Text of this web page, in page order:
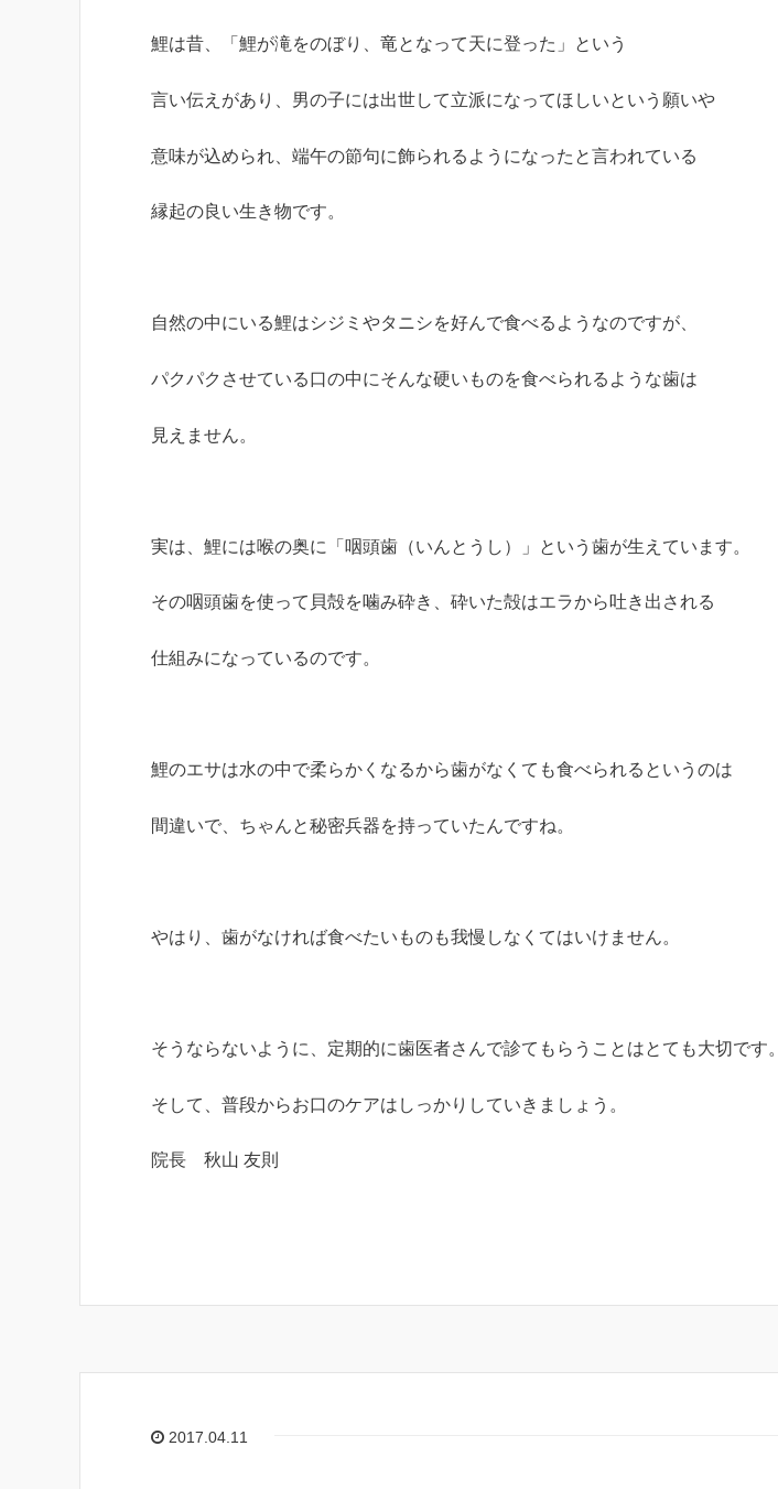
鯉は昔、「鯉が滝をのぼり、竜となって天に登った」という
言い伝えがあり、男の子には出世して立派になってほしいという願いや
意味が込められ、端午の節句に飾られるようになったと言われている
縁起の良い生き物です。
自然の中にいる鯉はシジミやタニシを好んで食べるようなのですが、
パクパクさせている口の中にそんな硬いものを食べられるような歯は
見えません。
実は、鯉には喉の奥に「咽頭歯（いんとうし）」という歯が生えています。
その咽頭歯を使って貝殻を噛み砕き、砕いた殻はエラから吐き出される
仕組みになっているのです。
鯉のエサは水の中で柔らかくなるから歯がなくても食べられるというのは
間違いで、ちゃんと秘密兵器を持っていたんですね。
やはり、歯がなければ食べたいものも我慢しなくてはいけません。
そうならないように、定期的に歯医者さんで診てもらうことはとても大切です。
そして、普段からお口のケアはしっかりしていきましょう。
院長 秋山 友則
2017.04.11